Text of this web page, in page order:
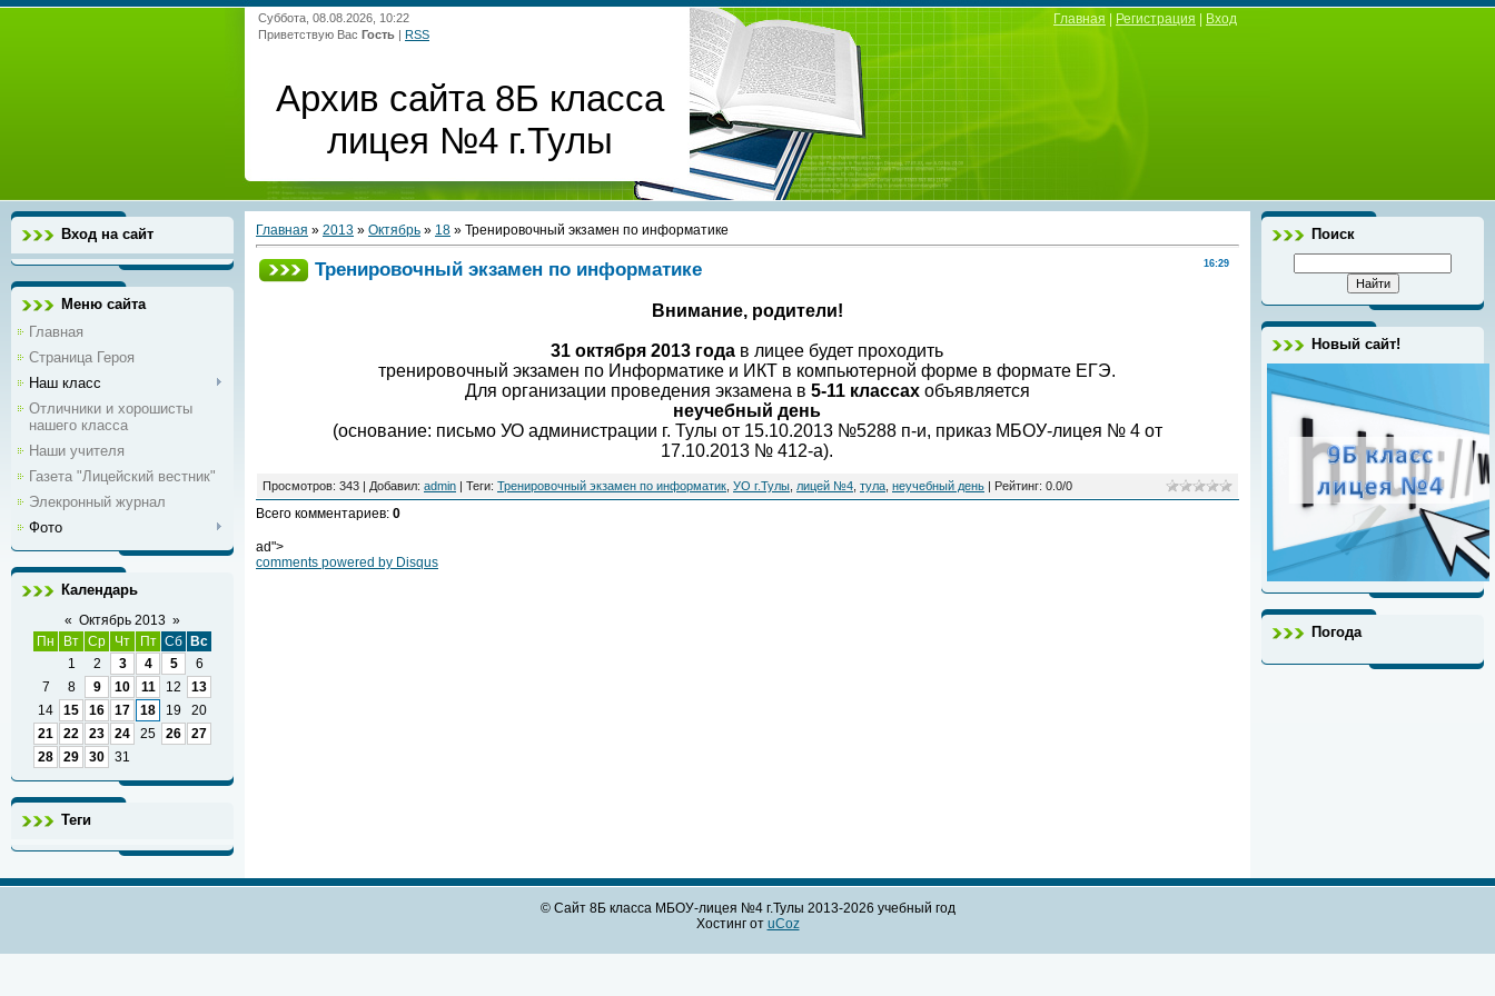
Суббота, 08.08.2026, 10:22
Приветствую Вас Гость | RSS
Архив сайта 8Б класса
лицея №4 г.Тулы
Главная Регистрация Вход
Вход на сайт
Меню сайта
Главная
Страница Героя
Наш класс
Отличники и хорошисты
нашего класса
Наши учителя
Газета "Лицейский вестник"
Элекронный журнал
Фото
Календарь
« Октябрь 2013 »
Пн
Вт Ср Чт Пт Сб
Вс
1
2 3 4 5
6
7
8 9 10 11 12
13
14
15 16 17 18 19
20
21
22 23 24 25 26
27
28
29 30 31
Теги
Главная » 2013 » Октябрь » 18 » Тренировочный экзамен по информатике
16:29
Тренировочный экзамен по информатике
Внимание, родители!
31 октября 2013 года в лицее будет проходить
тренировочный экзамен по Информатике и ИКТ в компьютерной форме в формате ЕГЭ.
Для организации проведения экзамена в 5-11 классах объявляется
неучебный день
(основание: письмо УО администрации г. Тулы от 15.10.2013 №5288 п-и, приказ МБОУ-лицея № 4 от
17.10.2013 № 412-а).
Просмотров: 343 | Добавил: admin | Теги: Тренировочный экзамен по информатик УО г.Тулы лицей №4 тула неучебный день | Рейтинг: 0.0/0
Всего комментариев: 0
ad">
comments powered by Disqus
Поиск
Новый сайт!
Погода
© Сайт 8Б класса МБОУ-лицея №4 г.Тулы 2013-2026 учебный год
Хостинг от uCoz